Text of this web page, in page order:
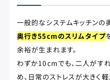
一般的なシステムキッチンの
奥行き55cmのスリムタイプ
余裕が生まれます。
わずか10cmでも、二人がす
め、日常のストレスが大きく軽